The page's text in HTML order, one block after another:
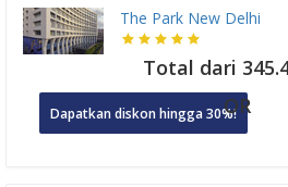
The Park New Delhi
Total dari
Dapatkan diskon hingga 30%!OR